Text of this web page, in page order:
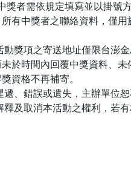
者需依規定填寫並以掛號
有中獎者之聯絡資料，僅
獎項之寄送地址僅限台澎
於時間內回覆中獎資料、
資格不再補寄。
、錯誤或遺失，主辦單位恕
及取消本活動之權利，若有